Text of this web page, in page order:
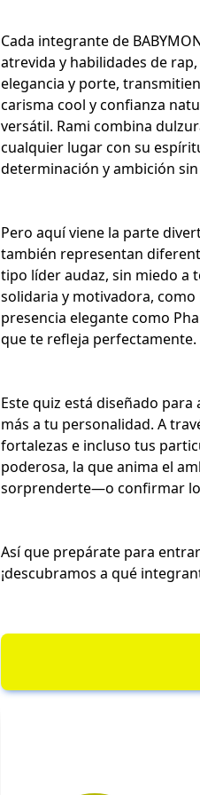
Cada integrante de
atrevida y habilidades de
elegancia y porte,
carisma cool y confianza
versátil. Rami combina
cualquier lugar con su
determinación y ambición
Pero aquí viene la parte
también representan
tipo líder audaz, sin miedo a
solidaria y motivadora,
presencia elegante como
que te refleja perfectamente.
Este quiz está diseñado para
más a tu personalidad. A
fortalezas e incluso tus
poderosa, la que anima el
sorprenderte—o confirmar lo
Así que prepárate para
¡descubramos a qué